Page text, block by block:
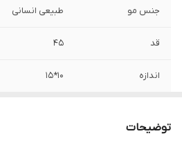
جنس مو طبیعی انسانی
قد 45
اندازه 10*15
توضیحات